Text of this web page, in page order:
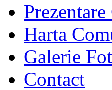
Harta
Galerie
Contact